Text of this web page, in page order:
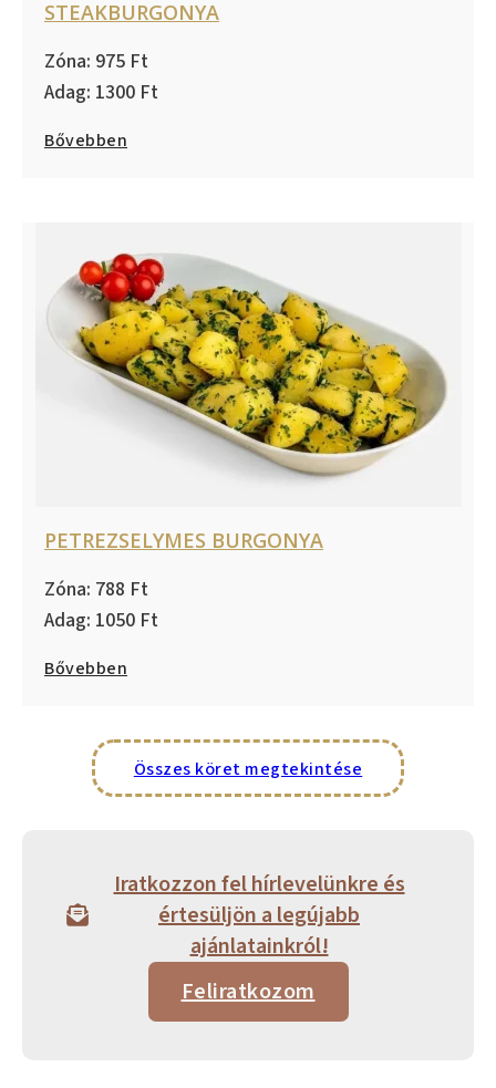
STEAKBURGONYA
975
1300
Bővebben
PETREZSELYMES BURGONYA
788
1050
Bővebben
Összes köret megtekintése
Iratkozzon fel hírlevelünkre és
értesüljön a legújabb
ajánlatainkról!
Feliratkozom